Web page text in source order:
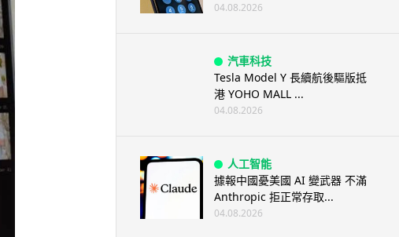
04.08.2026
汽車科技
Tesla Model Y 長續航後驅版抵
港 YOHO MALL ...
04.08.2026
人工智能
據報中國憂美國 AI 變武器 不滿
Anthropic 拒正常存取...
04.08.2026